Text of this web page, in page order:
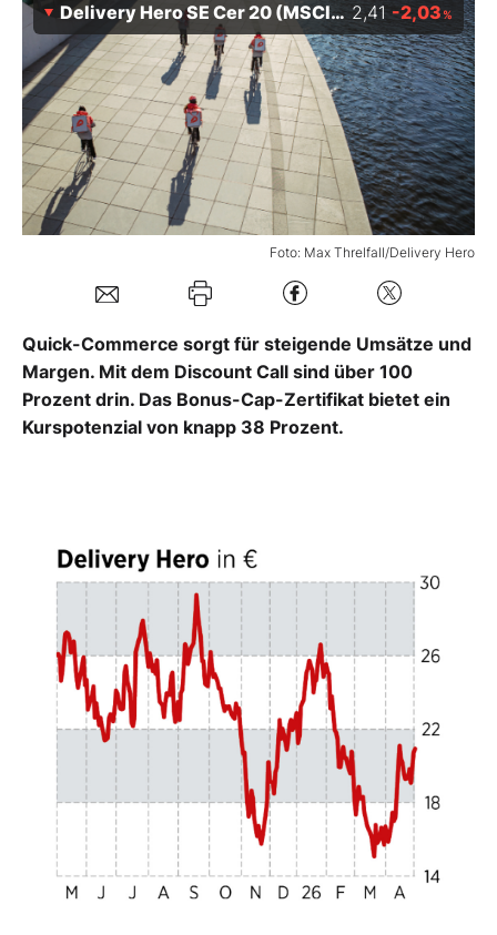
Mein B:O
Mein Konto
Folgen Sie uns
Foto: Max Threlfall/Delivery Hero
Delivery Hero SE Cer 20 (MSCI) 09/26 2,41 -2,03%
Quick-Commerce sorgt für steigende Umsätze und
Margen. Mit dem Discount Call sind über 100
Prozent drin. Das Bonus-­Cap-Zertifikat bietet ein
Kurspotenzial von knapp 38 Prozent.